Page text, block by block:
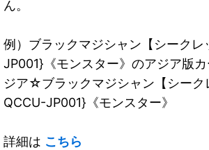
ん。
例）ブラックマジシャン【シーク
JP001}《モンスター》のアジア版
ジア☆ブラックマジシャン【シーク
QCCU-JP001}《モンスター》
詳細は こちら